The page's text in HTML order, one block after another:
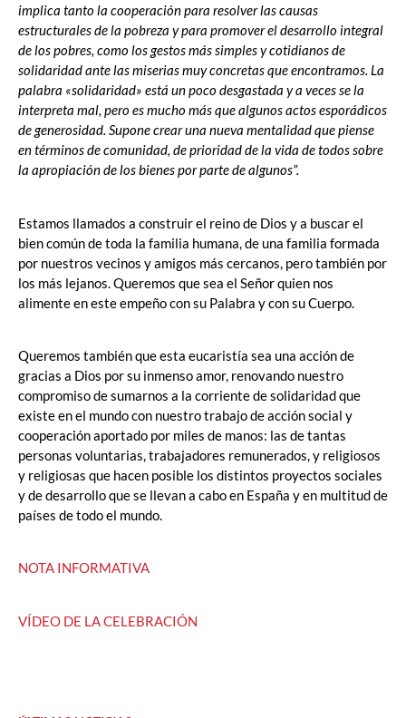
implica tanto la cooperación para resolver las causas
estructurales de la pobreza y para promover el desarrollo integral
de los pobres, como los gestos más simples y cotidianos de
solidaridad ante las miserias muy concretas que encontramos. La
palabra «solidaridad» está un poco desgastada y a veces se la
interpreta mal, pero es mucho más que algunos actos esporádicos
de generosidad. Supone crear una nueva mentalidad que piense
en términos de comunidad, de prioridad de la vida de todos sobre
la apropiación de los bienes por parte de algunos”.
Estamos llamados a construir el reino de Dios y a buscar el
bien común de toda la familia humana, de una familia formada
por nuestros vecinos y amigos más cercanos, pero también por
los más lejanos. Queremos que sea el Señor quien nos
alimente en este empeño con su Palabra y con su Cuerpo.
Queremos también que esta eucaristía sea una acción de
gracias a Dios por su inmenso amor, renovando nuestro
compromiso de sumarnos a la corriente de solidaridad que
existe en el mundo con nuestro trabajo de acción social y
cooperación aportado por miles de manos: las de tantas
personas voluntarias, trabajadores remunerados, y religiosos
y religiosas que hacen posible los distintos proyectos sociales
y de desarrollo que se llevan a cabo en España y en multitud de
países de todo el mundo.
NOTA INFORMATIVA
VÍDEO DE LA CELEBRACIÓN